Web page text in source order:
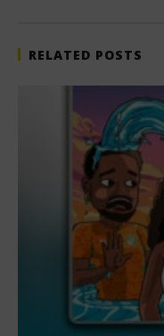
RELATED POSTS